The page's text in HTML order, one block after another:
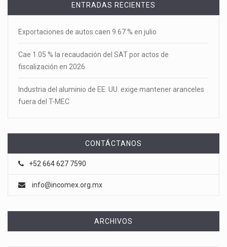
ENTRADAS RECIENTES
Exportaciones de autos caen 9.67 % en julio
Cae 1.05 % la recaudación del SAT por actos de
fiscalización en 2026
Industria del aluminio de EE. UU. exige mantener aranceles
fuera del T-MEC
CONTÁCTANOS
+52 664 627 7590
info@incomex.org.mx
ARCHIVOS